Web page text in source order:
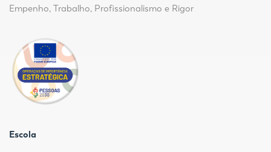
Empenho, Trabalho, Profissionalismo e Rigor
Escola